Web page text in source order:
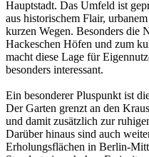
Hauptstadt. Das Umfeld ist
aus historischem Flair,
kurzen Wegen. Besonders die
Hackeschen Höfen und zum
macht diese Lage für
besonders interessant.
Ein besonderer Pluspunkt ist
Der Garten grenzt an den
und damit zusätzlich zur
Darüber hinaus sind auch
Erholungsflächen in Berlin-